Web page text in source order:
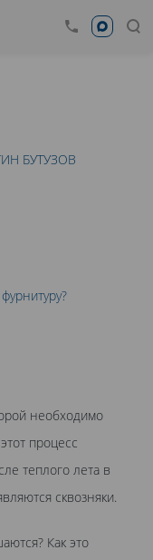
БУТУЗОВ
необходимо
процесс
теплого лета в
сквозняки.
Как это